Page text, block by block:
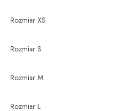
Rozmiar XS
Rozmiar S
Rozmiar M
Rozmiar L